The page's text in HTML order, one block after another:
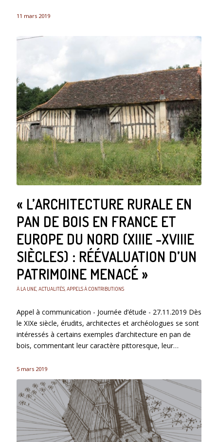
11 mars 2019
« L’ARCHITECTURE RURALE EN
PAN DE BOIS EN FRANCE ET
EUROPE DU NORD (XIIIE -XVIIIE
SIÈCLES) : RÉÉVALUATION D’UN
PATRIMOINE MENACÉ »
À LA UNE, ACTUALITÉS, APPELS À CONTRIBUTIONS
Appel à communication - Journée d’étude - 27.11.2019 Dès
le XIXe siècle, érudits, architectes et archéologues se sont
intéressés à certains exemples d’architecture en pan de
bois, commentant leur caractère pittoresque, leur…
5 mars 2019